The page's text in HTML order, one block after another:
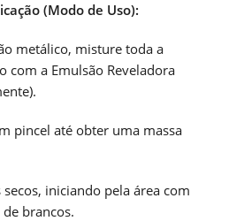
(Modo de Uso):
metálico, misture toda a
com a Emulsão Reveladora
pincel até obter uma massa
iniciando pela área com
brancos.